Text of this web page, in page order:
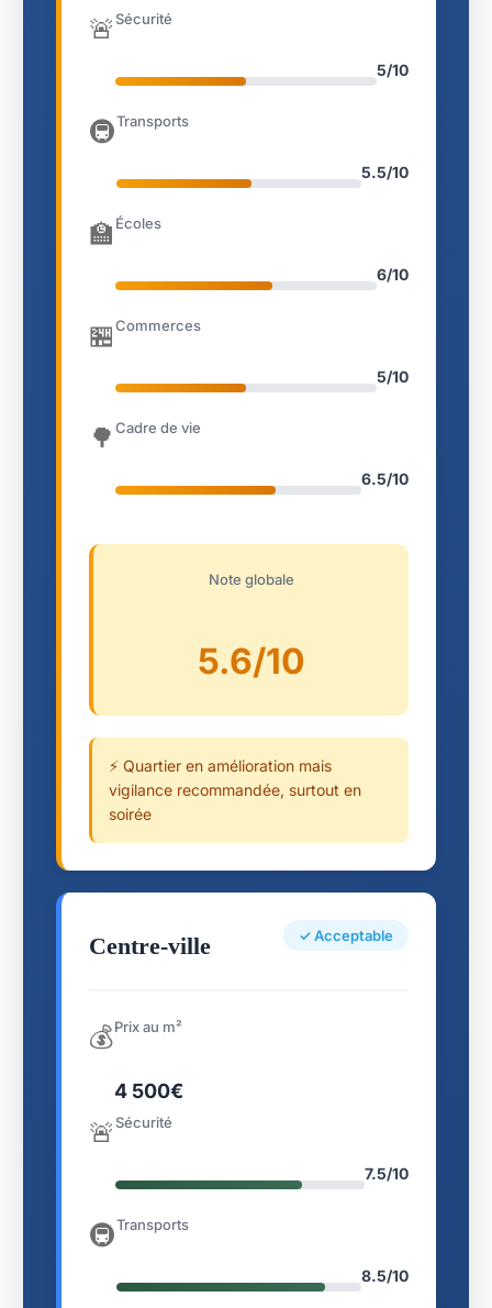
🚨Sécurité
5/10
🚇Transports
5.5/10
🏫 Écoles
6/10
🏪Commerces
5/10
🌳 Cadre de vie
6.5/10
Note globale
5.6/10
⚡ Quartier en amélioration mais
vigilance recommandée, surtout en
soirée
Centre-ville ✓ Acceptable
💰Prix au m²
4 500€
🚨Sécurité
7.5/10
🚇Transports
8.5/10